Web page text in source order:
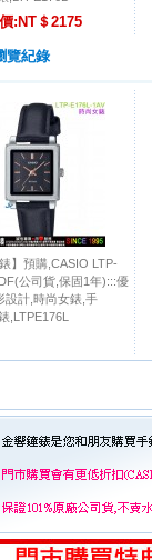
:NT＄2175
覽紀錄
】預購,CASIO LTP-
公司貨,保固1年):::優
設計,時尚女錶,手
,LTPE176L